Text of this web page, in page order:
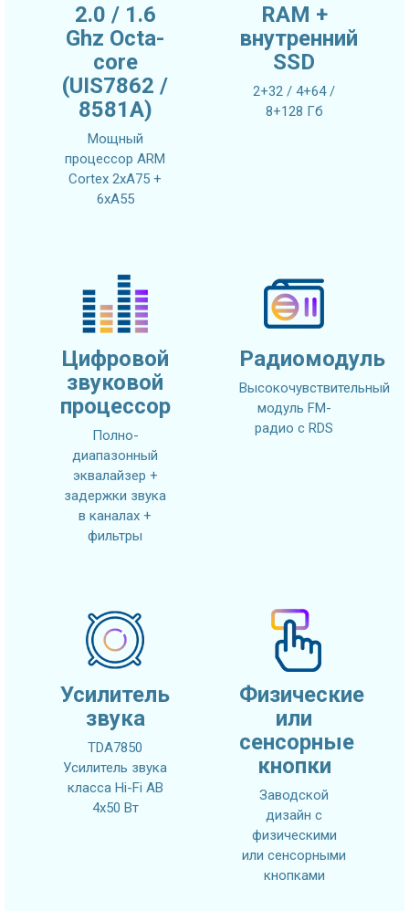
2.0 / 1.6
Ghz Octa-
core
(UIS7862 /
8581A)
Мощный
процессор ARM
Cortex 2xA75 +
6xA55
RAM +
внутренний
SSD
2+32 / 4+64 /
8+128 Гб
Цифровой
звуковой
процессор
Полно-
диапазонный
эквалайзер +
задержки звука
в каналах +
фильтры
Радиомодуль
Высокочувствительный
модуль FM-
радио с RDS
Усилитель
звука
TDA7850
Усилитель звука
класса Hi-Fi AB
4x50 Вт
Физические
или
сенсорные
кнопки
Заводской
дизайн с
физическими
или сенсорными
кнопками